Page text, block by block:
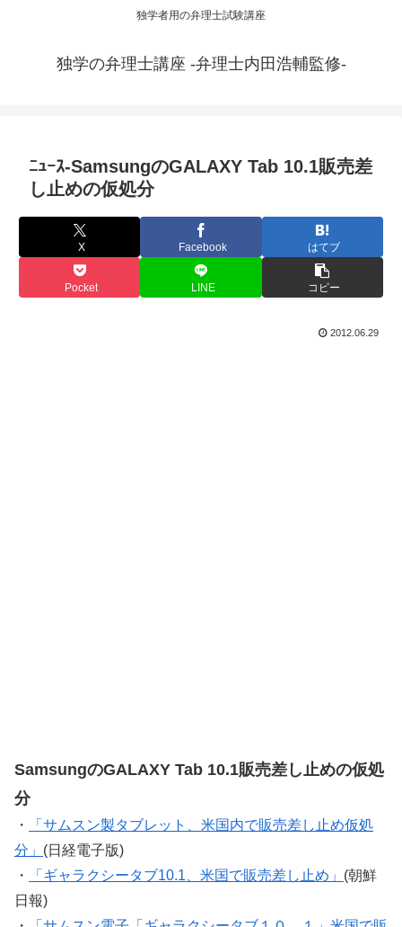
独学者用の弁理士試験講座
独学の弁理士講座 -弁理士内田浩輔監修-
ﾆｭｰｽ-SamsungのGALAXY Tab 10.1販売差
し止めの仮処分
X Facebook はてブ
Pocket LINE コピー
2012.06.29
SamsungのGALAXY Tab 10.1販売差し止めの仮処
分
・
「サムスン製タブレット、米国内で販売差し止め仮処
分」 (日経電子版)
・
「ギャラクシータブ10.1、米国で販売差し止め」 (朝鮮
日報)